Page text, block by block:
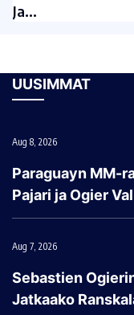
Ja…
UUSIMMAT
Aug 8, 2026
Paraguayn MM-
Pajari ja Ogier
Aug 7, 2026
Sebastien
Jatkaako